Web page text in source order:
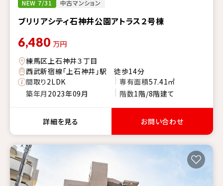
NEW 7/31 中古マンション
ブリリアシティ石神井公園アトラス２号棟
6,480 万円
練馬区上石神井３丁目
西武新宿線「上石神井」駅 徒歩14分
間取り2LDK 専有面積57.41㎡
築年月 2023年09月 階数1階/8階建て
詳細を見る お問い合わせ